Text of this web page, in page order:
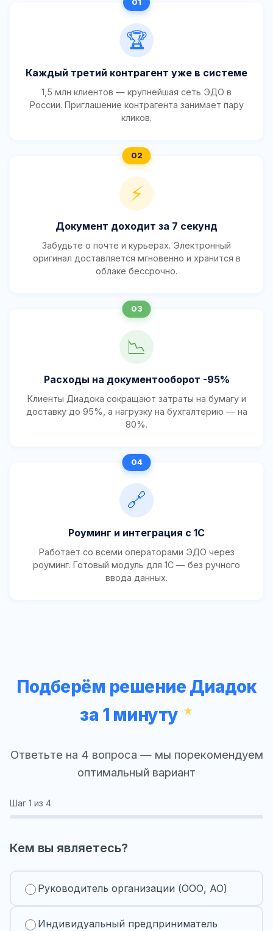
🏆
Каждый третий контрагент уже в системе
1,5 млн клиентов — крупнейшая сеть ЭДО в
России. Приглашение контрагента занимает пару
кликов.
⚡
Документ доходит за 7 секунд
Забудьте о почте и курьерах. Электронный
оригинал доставляется мгновенно и хранится в
облаке бессрочно.
📉
Расходы на документооборот -95%
Клиенты Диадока сокращают затраты на бумагу и
доставку до 95%, а нагрузку на бухгалтерию — на
80%.
🔗
Роуминг и интеграция с 1С
Работает со всеми операторами ЭДО через
роуминг. Готовый модуль для 1С — без ручного
ввода данных.
Подберём решение Диадок
за 1 минуту
Ответьте на 4 вопроса — мы порекомендуем
оптимальный вариант
Шаг 1 из 4
Кем вы являетесь?
Руководитель организации (ООО, АО)
Индивидуальный предприниматель